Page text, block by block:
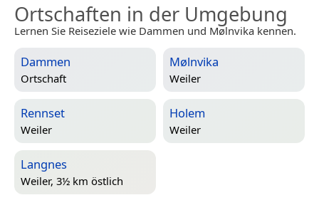
Ortschaften in der Umgebung
Lernen Sie Reiseziele wie Dammen und Mølnvika kennen.
Dammen
Ortschaft
Mølnvika
Weiler
Rennset
Weiler
Holem
Weiler
Langnes
Weiler, 3½ km östlich